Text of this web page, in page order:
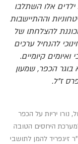
אלו השתלבו
וההתיישבות
להצלחתו של
להנחיל ערכים
קיומיים.
הכפר, שמעון
ז"ל.
נורו יריות על הכפר
היחסים הטובה
זיגפריד להמן לתושבי